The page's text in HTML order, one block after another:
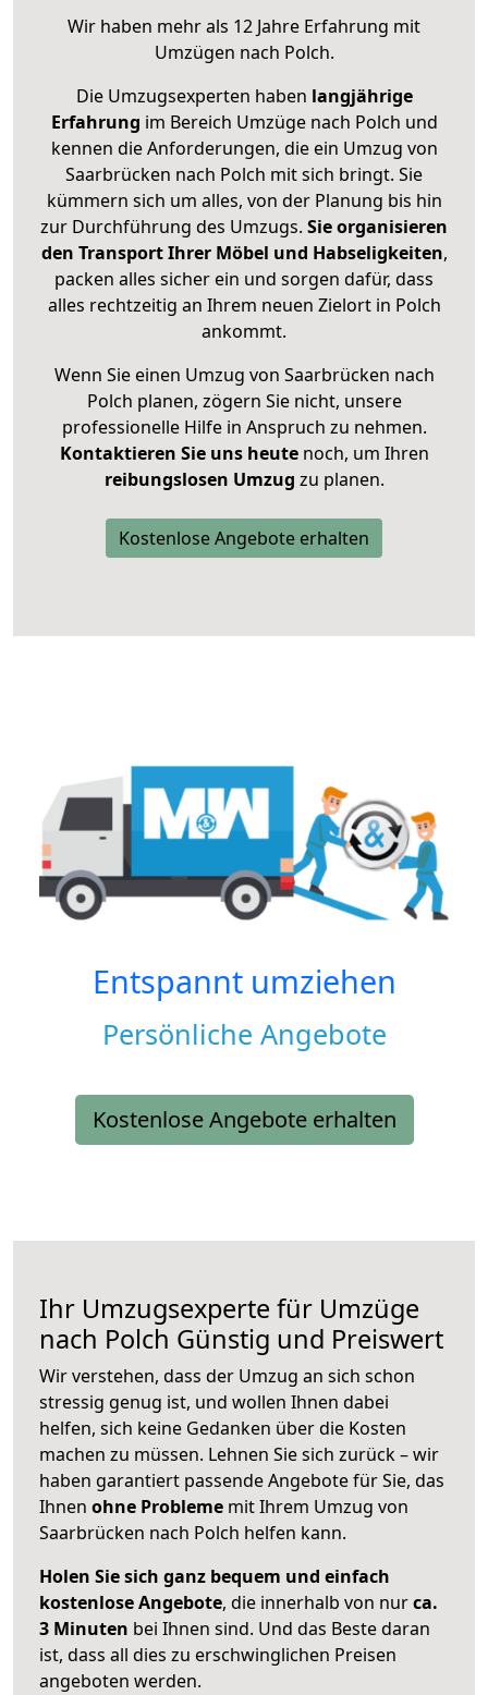
Wir haben mehr als 12 Jahre Erfahrung mit
Umzügen nach Polch.
Die Umzugsexperten haben langjährige
Erfahrung im Bereich Umzüge nach Polch und
kennen die Anforderungen, die ein Umzug von
Saarbrücken nach Polch mit sich bringt. Sie
kümmern sich um alles, von der Planung bis hin
zur Durchführung des Umzugs. Sie organisieren
den Transport Ihrer Möbel und Habseligkeiten,
packen alles sicher ein und sorgen dafür, dass
alles rechtzeitig an Ihrem neuen Zielort in Polch
ankommt.
Wenn Sie einen Umzug von Saarbrücken nach
Polch planen, zögern Sie nicht, unsere
professionelle Hilfe in Anspruch zu nehmen.
Kontaktieren Sie uns heutenoch, um Ihren
reibungslosen Umzug zu planen.
Kostenlose Angebote erhalten
Entspannt umziehen
Persönliche Angebote
Kostenlose Angebote erhalten
Ihr Umzugsexperte für Umzüge
nach Polch Günstig und Preiswert
Wir verstehen, dass der Umzug an sich schon
stressig genug ist, und wollen Ihnen dabei
helfen, sich keine Gedanken über die Kosten
machen zu müssen. Lehnen Sie sich zurück – wir
haben garantiert passende Angebote für Sie, das
Ihnen ohne Probleme mit Ihrem Umzug von
Saarbrücken nach Polch helfen kann.
Holen Sie sich ganz bequem und einfach
kostenlose Angebote, die innerhalb von nurca.
3 Minuten bei Ihnen sind. Und das Beste daran
ist, dass all dies zu erschwinglichen Preisen
angeboten werden.